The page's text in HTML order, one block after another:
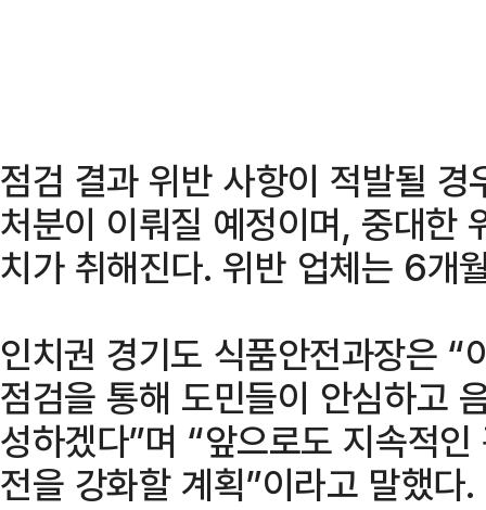
점검 결과 위반 사항이 적발될
처분이 이뤄질 예정이며, 중대한
치가 취해진다. 위반 업체는 6개
인치권 경기도 식품안전과장은
점검을 통해 도민들이 안심하고
성하겠다”며 “앞으로도 지속적
전을 강화할 계획”이라고 말했다.